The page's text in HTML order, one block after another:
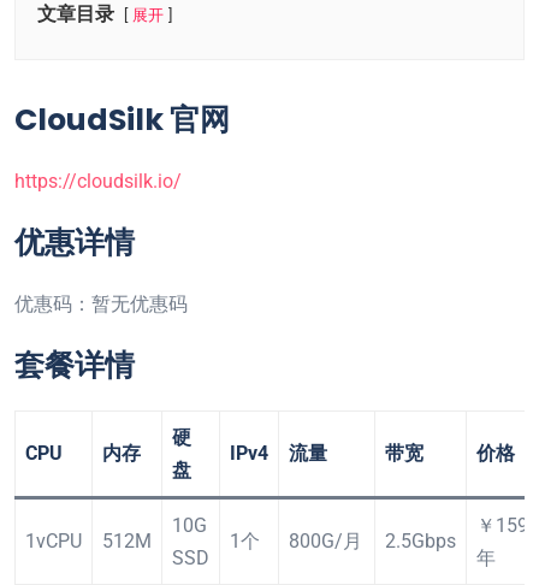
文章目录 展开
CloudSilk 官网
https://cloudsilk.io/
优惠详情
优惠码：暂无优惠码
套餐详情
CPU 内存
硬
盘
IPv4 流量 带宽 价格
1vCPU 512M
10G
SSD
1个 800G/月 2.5Gbps
￥
年